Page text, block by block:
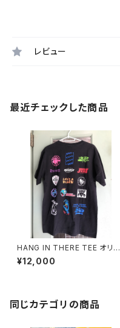
レビュー
最近チェックした商品
HANG IN THERE TEE オリジ
ナル Tシャツ デットストック
¥12,000
同じカテゴリの商品